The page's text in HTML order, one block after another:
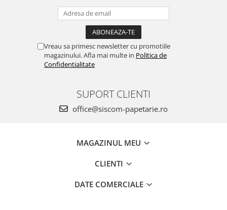
Vreau sa primesc newsletter cu promotiile
magazinului. Afla mai multe in Politica de
Confidentialitate
SUPORT CLIENTI
office@siscom-papetarie.ro
MAGAZINUL MEU
CLIENTI
DATE COMERCIALE